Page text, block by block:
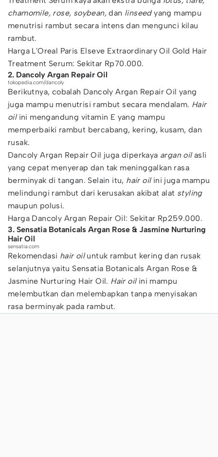
chamomile, rose, soybean,dan linseedyang mampu
menutrisi rambut secara intens dan mengunci kilau
rambut.
Harga L'Oreal Paris Elseve Extraordinary Oil Gold Hair
Treatment Serum: Sekitar Rp70.000.
2. Dancoly Argan Repair Oil
tokopedia.com/dancoly
Berikutnya, cobalah Dancoly Argan Repair Oil yang
juga mampu menutrisi rambut secara mendalam. Hair
oil ini mengandung vitamin E yang mampu
memperbaiki rambut bercabang, kering, kusam, dan
rusak.
Dancoly Argan Repair Oil juga diperkaya argan oilasli
yang cepat menyerap dan tak meninggalkan rasa
berminyak di tangan. Selain itu, hair oil ini juga mampu
melindungi rambut dari kerusakan akibat alat styling
maupun polusi.
Harga Dancoly Argan Repair Oil: Sekitar Rp259.000.
3. Sensatia Botanicals Argan Rose & Jasmine Nurturing
Hair Oil
sensatia.com
Rekomendasi hair oiluntuk rambut kering dan rusak
selanjutnya yaitu Sensatia Botanicals Argan Rose &
Jasmine Nurturing Hair Oil. Hair oilini mampu
melembutkan dan melembapkan tanpa menyisakan
rasa berminyak pada rambut.